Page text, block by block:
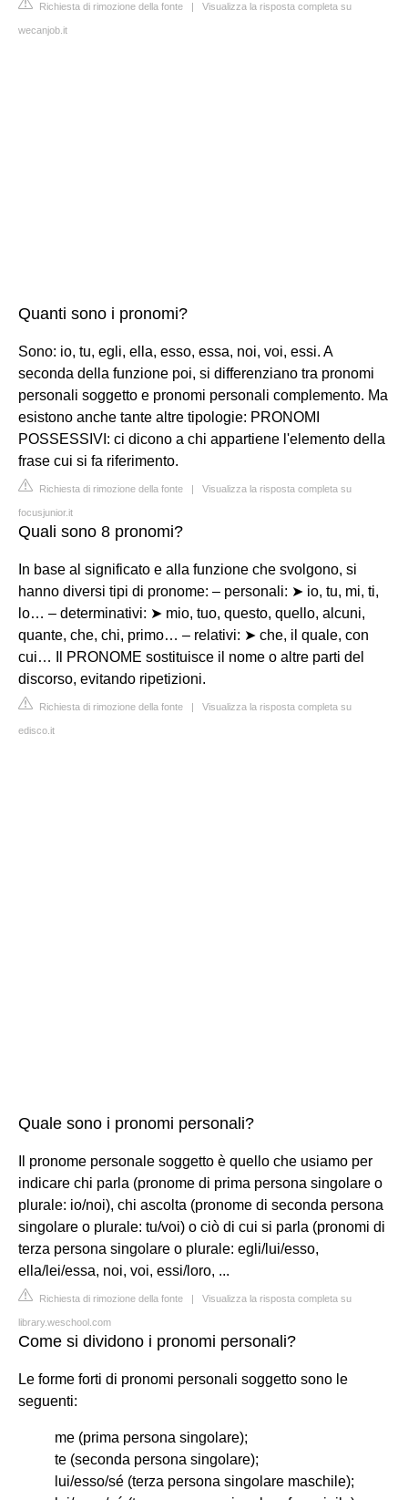
Richiesta di rimozione della fonte | Visualizza la risposta completa su
wecanjob.it
Quanti sono i pronomi?
Sono: io, tu, egli, ella, esso, essa, noi, voi, essi. A
seconda della funzione poi, si differenziano tra pronomi
personali soggetto e pronomi personali complemento. Ma
esistono anche tante altre tipologie: PRONOMI
POSSESSIVI: ci dicono a chi appartiene l'elemento della
frase cui si fa riferimento.
Richiesta di rimozione della fonte | Visualizza la risposta completa su
focusjunior.it
Quali sono 8 pronomi?
In base al significato e alla funzione che svolgono, si
hanno diversi tipi di pronome: – personali: ➤ io, tu, mi, ti,
lo… – determinativi: ➤ mio, tuo, questo, quello, alcuni,
quante, che, chi, primo… – relativi: ➤ che, il quale, con
cui… Il PRONOME sostituisce il nome o altre parti del
discorso, evitando ripetizioni.
Richiesta di rimozione della fonte | Visualizza la risposta completa su
edisco.it
Quale sono i pronomi personali?
Il pronome personale soggetto è quello che usiamo per
indicare chi parla (pronome di prima persona singolare o
plurale: io/noi), chi ascolta (pronome di seconda persona
singolare o plurale: tu/voi) o ciò di cui si parla (pronomi di
terza persona singolare o plurale: egli/lui/esso,
ella/lei/essa, noi, voi, essi/loro, ...
Richiesta di rimozione della fonte | Visualizza la risposta completa su
library.weschool.com
Come si dividono i pronomi personali?
Le forme forti di pronomi personali soggetto sono le
seguenti:
me (prima persona singolare);
te (seconda persona singolare);
lui/esso/sé (terza persona singolare maschile);